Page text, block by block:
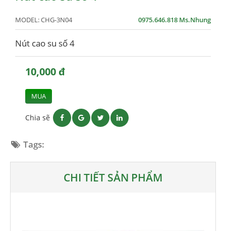
MODEL:CHG-3N04 0975.646.818 Ms.Nhung
Nút cao su số 4
10,000 đ
MUA
Chia sẽ
Tags:
CHI TIẾT SẢN PHẨM